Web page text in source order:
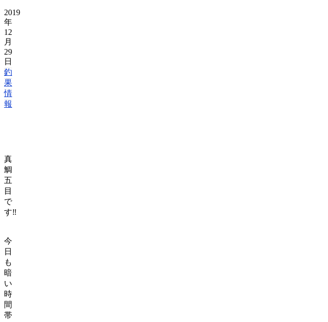
2019
年
12
月
29
日
釣
果
情
報
真
鯛
五
目
で
す‼️
今
日
も
暗
い
時
間
帯